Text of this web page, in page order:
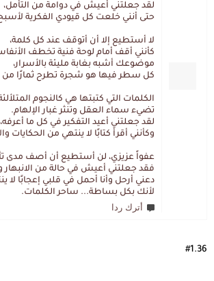
لقد جعلتني أعيش في دوامة من التأمل،
حتى أنني خلعت كل قيودي الفكرية لأسبح في
لا أستطيع إلا أن أتوقف عند كل كلمة،
كأنني أقف أمام لوحة فنية تخطف
موضوعك أشبه بغابة مليئة بالأسرار،
كل سطر فيها هو شجرة تطرح ثمارًا من
الكلمات التي كتبتها هي كالنجوم
تضيء سماء العقل وتنثر غبار الإلهام.
لقد جعلتني أعيد التفكير في كل ما أعرفه،
وكأنني أقرأ كتابًا لا ينتهي من الحكايات
عفواً عزيزي، لن أستطيع أن أصف مدى
فقد جعلتني أعيش في حالة من الانبهار
دعني أرحل وأنا أحمل في قلبي إعجابًا لا
لأنك بكل بساطة... ساحر الكلمات.
أترك ردا
#1.36